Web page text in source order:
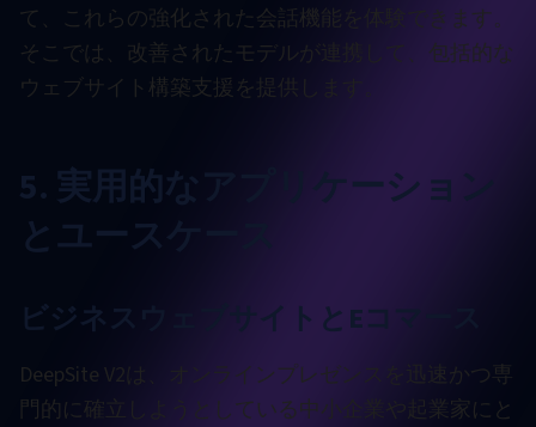
て、これらの強化された会話機能を体験できます。
そこでは、改善されたモデルが連携して、包括的な
ウェブサイト構築支援を提供します。
5. 実用的なアプリケーション
とユースケース
ビジネスウェブサイトとEコマース
DeepSite V2は、オンラインプレゼンスを迅速かつ専
門的に確立しようとしている中小企業や起業家にと